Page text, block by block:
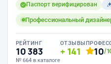
Паспорт верифицирован
Профессиональный
РЕЙТИНГ
10 383
№ 664 в каталоге
ОТЗЫВЫ
141 10/